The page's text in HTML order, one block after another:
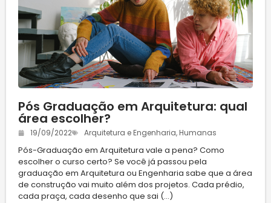
Pós Graduação em Arquitetura: qual
área escolher?
19/09/2022 Arquitetura e Engenharia, Humanas
Pós-Graduação em Arquitetura vale a pena? Como
escolher o curso certo? Se você já passou pela
graduação em Arquitetura ou Engenharia sabe que a área
de construção vai muito além dos projetos. Cada prédio,
cada praça, cada desenho que sai (...)